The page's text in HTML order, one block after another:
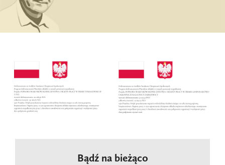
Bądź na bieżąco